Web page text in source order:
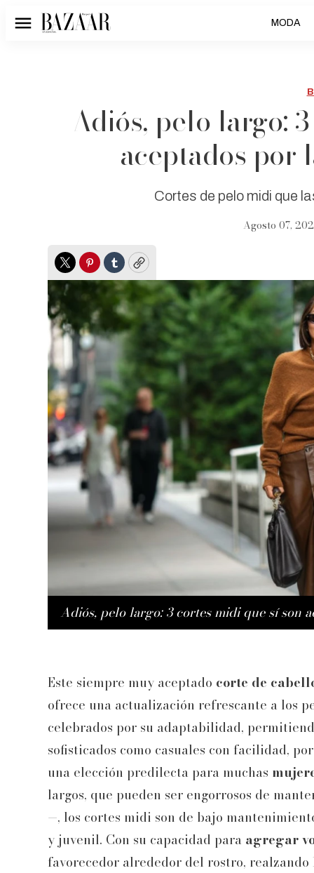
Menú MODA
Adiós, pelo largo:
aceptados por
Cortes de pelo midi que
Agosto 07,
TwitterPinterest
TumblrCopy
Adiós, pelo largo: 3 cortes midi que sí son
Este siempre muy aceptado corte de
ofrece una actualización refrescante a los
celebrados por su adaptabilidad,
sofisticados como casuales con facilidad,
una elección predilecta para muchas
largos, que pueden ser engorrosos de
—, los cortes midi son de bajo
y juvenil. Con su capacidad para agregar
favorecedor alrededor del rostro, realzando